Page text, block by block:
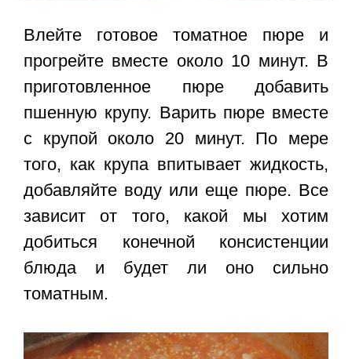
Влейте готовое томатное пюре и
прогрейте вместе около 10 минут. В
приготовленное пюре добавить
пшенную крупу. Варить пюре вместе
с крупой около 20 минут. По мере
того, как крупа впитывает жидкость,
добавляйте воду или еще пюре. Все
зависит от того, какой мы хотим
добиться конечной консистенции
блюда и будет ли оно сильно
томатным.